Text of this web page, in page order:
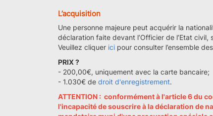
L’acquisition
Une personne majeure peut acquérir la
déclaration faite devant l’Officier de l’Etat civil,
Veuillez cliquer ici pour consulter l’ensemble
PRIX ?
- 200,00€, uniquement avec la carte bancaire;
- 1.030€ de droit d'enregistrement.
ATTENTION : conformément à l'article 6 du
l'incapacité de souscrire à la déclaration de